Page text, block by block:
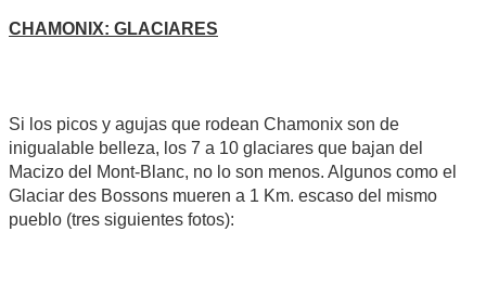
CHAMONIX: GLACIARES
Si los picos y agujas que rodean Chamonix son de
inigualable belleza, los 7 a 10 glaciares que bajan del
Macizo del Mont-Blanc, no lo son menos. Algunos como el
Glaciar des Bossons mueren a 1 Km. escaso del mismo
pueblo (tres siguientes fotos):